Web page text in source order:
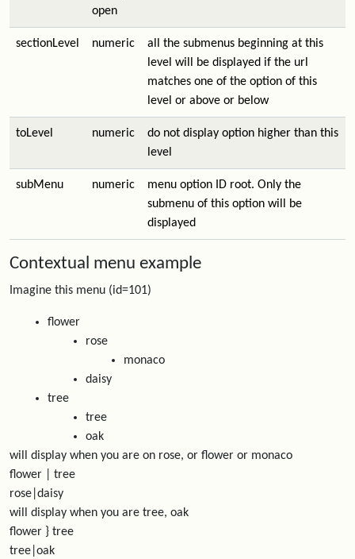
open
sectionLevel numeric
all the submenus beginning at this
level will be displayed if the url
matches one of the option of this
level or above or below
toLevel numeric
do not display option higher than this
level
subMenu numeric
menu option ID root. Only the
submenu of this option will be
displayed
Contextual menu example
Imagine this menu (id=101)
flower
rose
monaco
daisy
tree
tree
oak
will display when you are on rose, or flower or monaco
flower | tree
rose|daisy
will display when you are tree, oak
flower } tree
tree|oak